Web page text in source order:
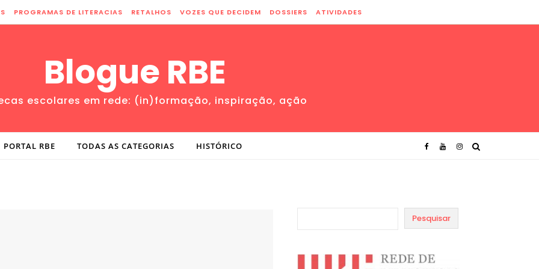
PROGRAMAS DE LITERACIAS RETALHOS VOZES QUE DECIDEM DOSSIERS ATIVIDADES
Blogue RBE
escolares em rede: (in)formação, inspiração, ação
PORTAL RBE TODAS AS CATEGORIAS HISTÓRICO
Pesquisar